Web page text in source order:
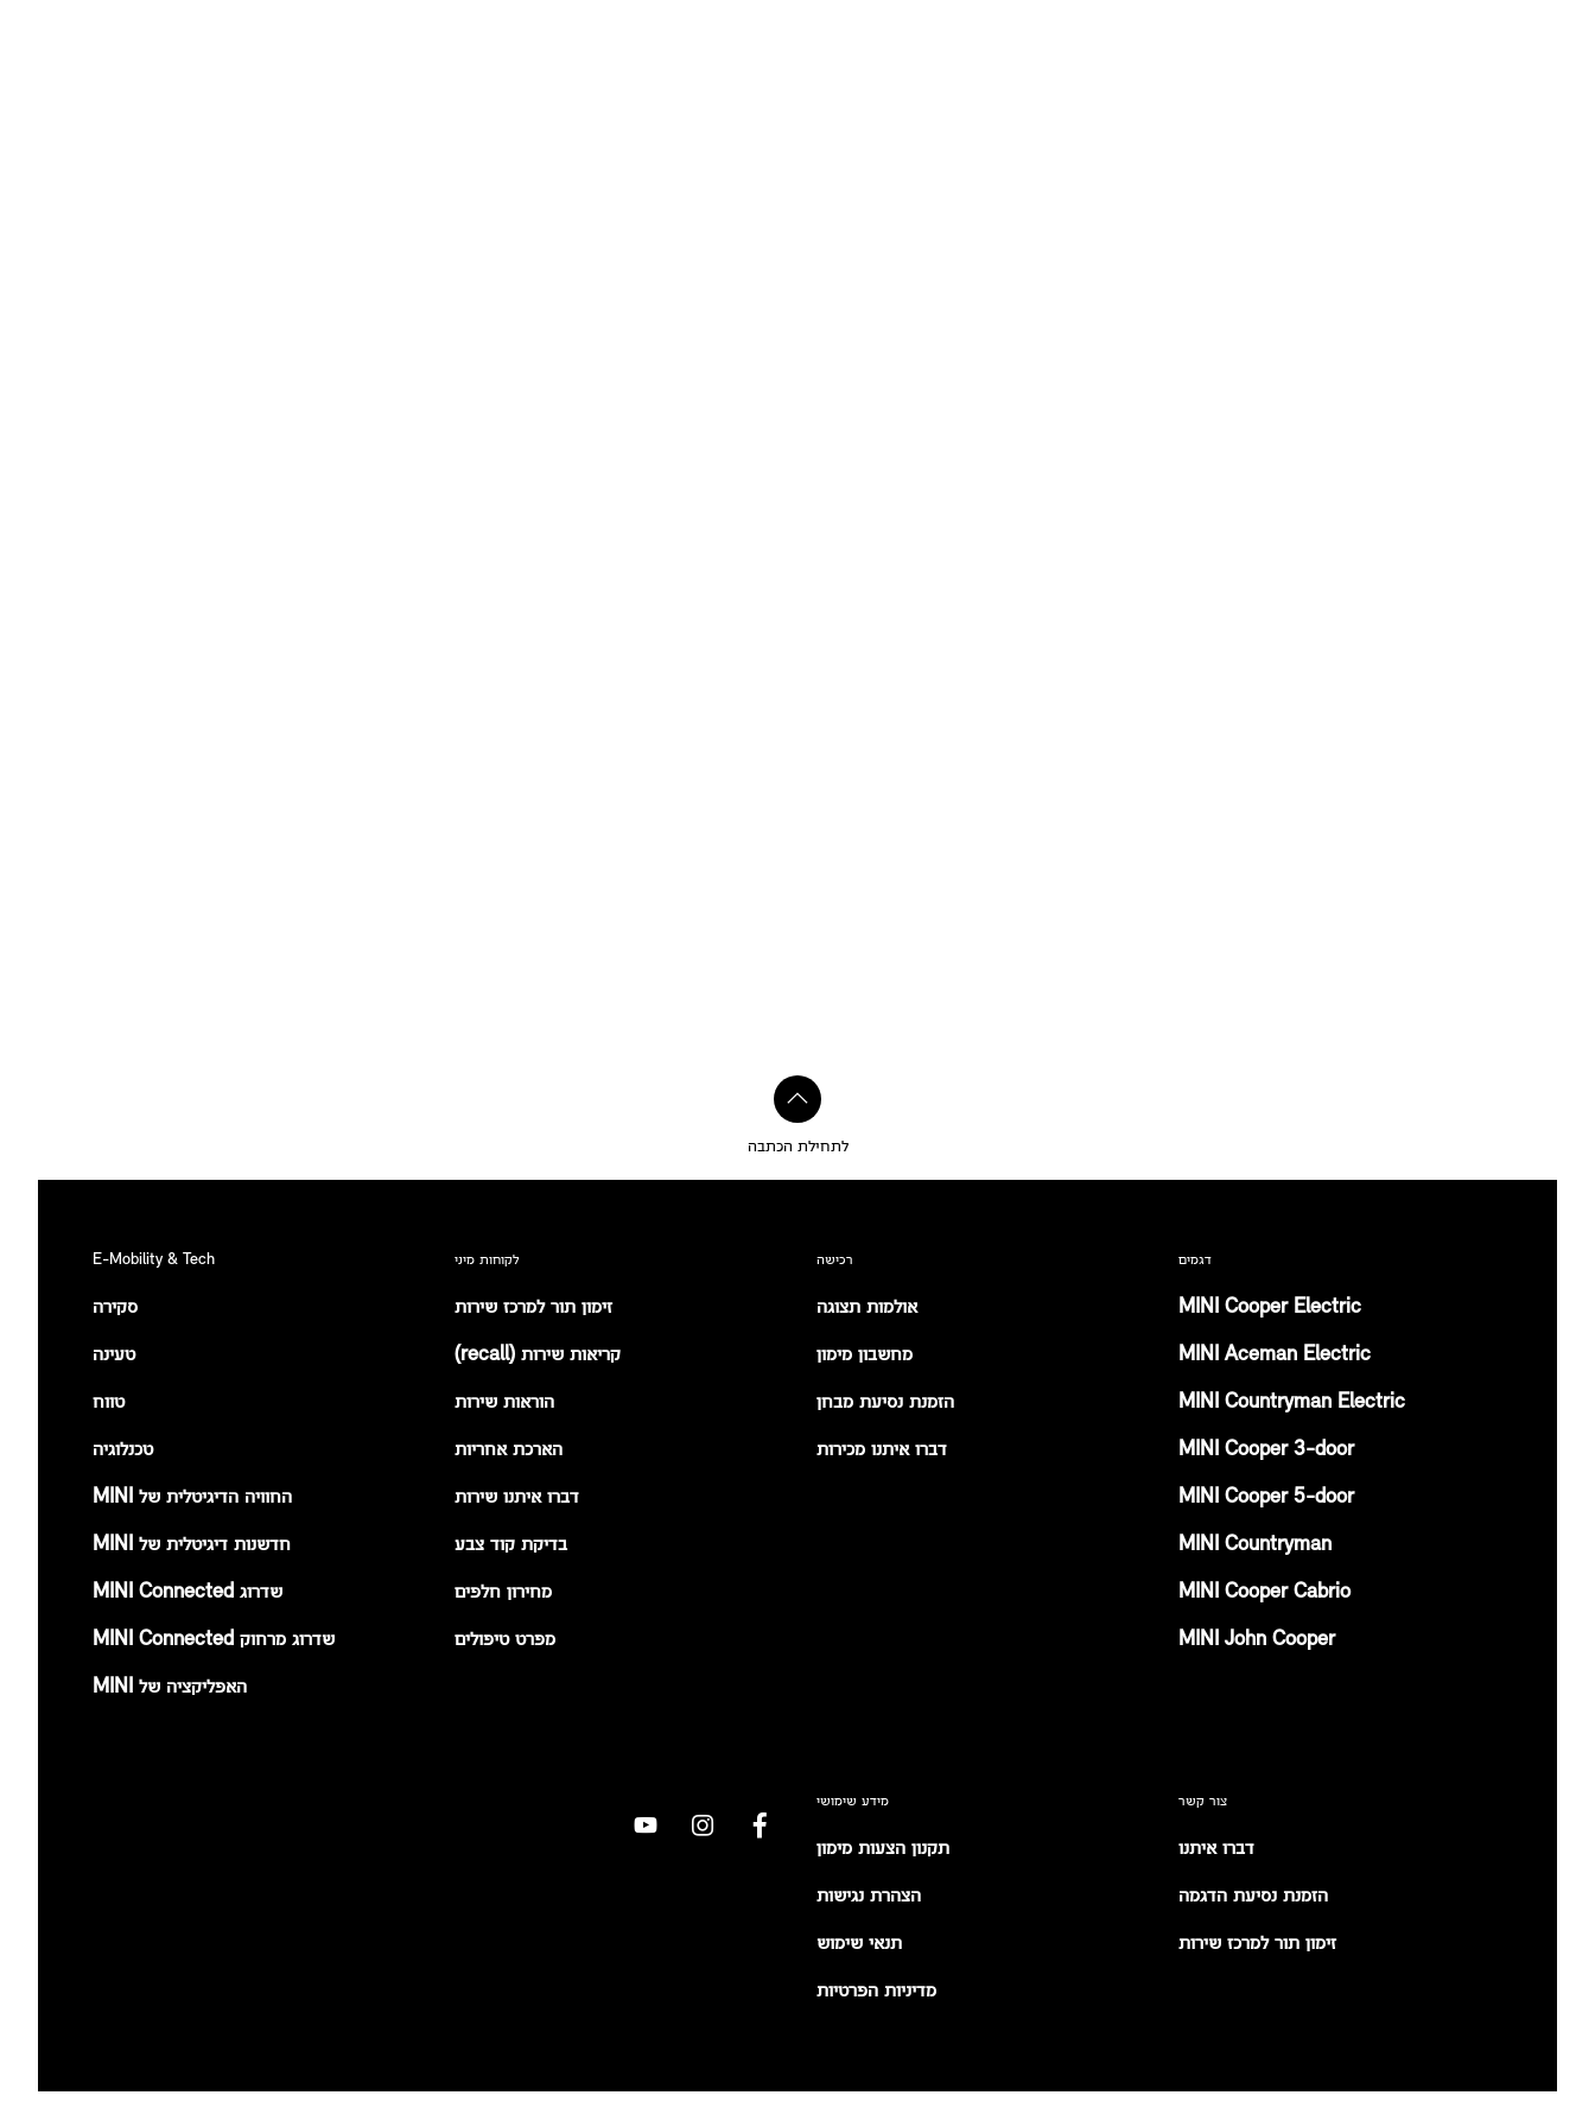
לתחילת הכתבה
דגמים
MINI Cooper Electric
MINI Aceman Electric
MINI Countryman Electric
MINI Cooper 3-door
MINI Cooper 5-door
MINI Countryman
MINI Cooper Cabrio
MINI John Cooper
רכישה
אולמות תצוגה
מחשבון מימון
הזמנת נסיעת מבחן
דברו איתנו מכירות
לקוחות מיני
זימון תור למרכז שירות
קריאות שירות (recall)
הוראות שירות
הארכת אחריות
דברו איתנו שירות
בדיקת קוד צבע
מחירון חלפים
מפרט טיפולים
E-Mobility & Tech
סקירה
טעינה
טווח
טכנלוגיה
החוויה הדיגיטלית של MINI
חדשנות דיגיטלית של MINI
שדרוג MINI Connected
שדרוג מרחוק MINI Connected
האפליקציה של MINI
צור קשר
דברו איתנו
הזמנת נסיעת הדגמה
זימון תור למרכז שירות
מידע שימושי
תקנון הצעות מימון
הצהרת נגישות
תנאי שימוש
מדיניות הפרטיות